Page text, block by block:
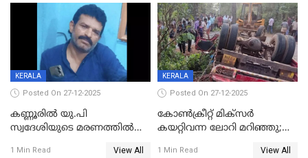
പത്തുപേരെ പുറത്താക്കി,
ചൊവ്വന്നൂരിലും നടപടി
KERALA
Posted On 27-12-2025
കണ്ണൂരിൽ യു.പി
സ്വദേശിയുടെ മരണത്തിൽ
കേസ്; തർക്കമുണ്ടായത്
1 Min Read View All
KERALA
Posted On 27-12-2025
കോണ്‍ക്രീറ്റ് മിക്‌സര്‍
കയറ്റിവന്ന ലോറി മറിഞ്ഞു;
അപകടം കണ്ണൂരിൽ
1 Min Read View All